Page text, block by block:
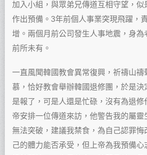
加入小組，與眾弟兄傳道互相守望，似
作出預備。3年前個人事業突現飛躍，
增。兩個月前公司發生人事地震，身為
前所未有。
一直風聞韓國教會異常復興，祈禱山禱
慕，恰好教會舉辦韓國退修團，於是決
是報了，可是人還是忙碌，沒有為退修
帝安排一位傳道來訪，他警告我的屬靈
無法突破，建議我禁食，為自己認罪悔
己的體力能否承受，但上帝為我預備心